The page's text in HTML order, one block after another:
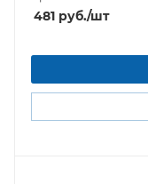
481 руб./шт